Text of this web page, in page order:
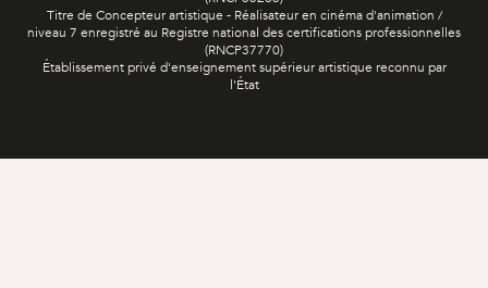
Titre de Concepteur artistique - Réalisateur en cinéma d'animation /
niveau 7 enregistré au Registre national des certifications professionnelles
(RNCP37770)
Établissement privé d'enseignement supérieur artistique reconnu par
l'État